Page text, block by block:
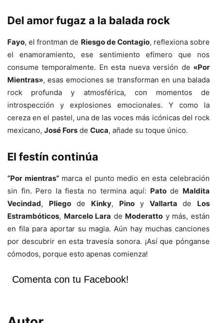
Del amor fugaz a la balada rock
Fayo, el frontman de Riesgo de Contagio, reflexiona sobre
el enamoramiento, ese sentimiento efímero que nos
consume temporalmente. En esta nueva versión de «Por
Mientras», esas emociones se transforman en una balada
rock profunda y atmosférica, con momentos de
introspección y explosiones emocionales. Y como la
cereza en el pastel, una de las voces más icónicas del rock
mexicano, José Fors de Cuca, añade su toque único.
El festín continúa
“Por mientras”marca el punto medio en esta celebración
sin fin. Pero la fiesta no termina aquí: Patode Maldita
Vecindad, Pliegode Kinky, Pinoy Vallarta de Los
Estrambóticos, Marcelo Lara de Moderatto y más, están
en fila para aportar su magia. Aún hay muchas canciones
por descubrir en esta travesía sonora. ¡Así que pónganse
cómodos, porque esto apenas comienza!
Comenta con tu Facebook!